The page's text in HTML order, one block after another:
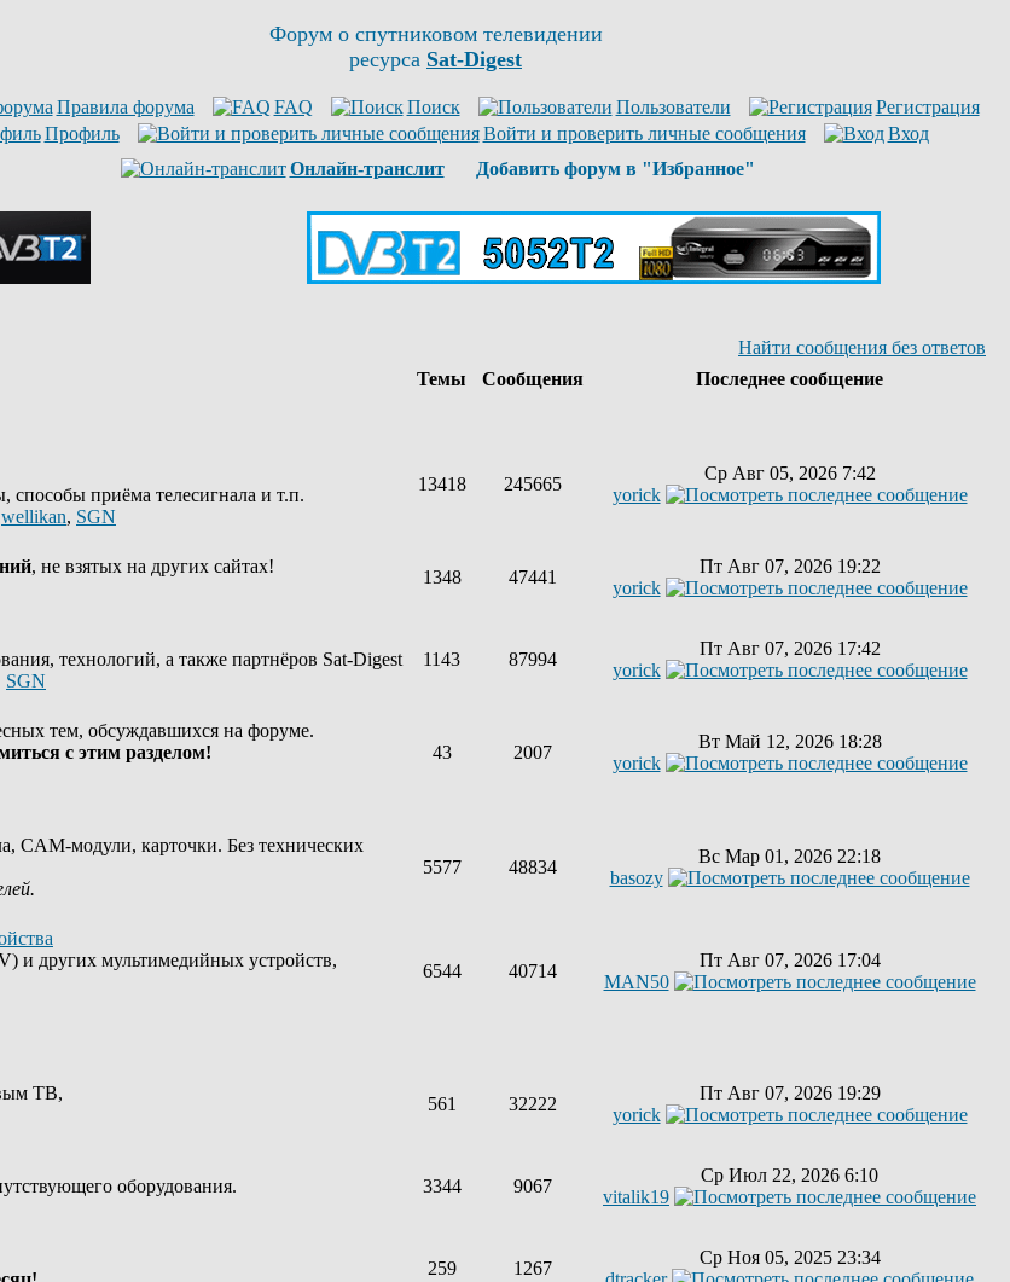
Форум о спутниковом телевидении
ресурса Sat-Digest
Правила форума FAQ Поиск Пользователи
Регистрация
Профиль
Войти и проверить личные сообщения
Вход
Онлайн-транслит
Добавить форум в "Избранное"
Найти сообщения без ответов
Темы Сообщения
Последнее сообщение
способы приёма телесигнала и т.п.
wellikan, SGN
13418 245665
Ср Авг 05, 2026 7:42
yorick
, не взятых на других сайтах!
1348 47441
Пт Авг 07, 2026 19:22
yorick
технологий, а также партнёров Sat-Digest
SGN
1143 87994
Пт Авг 07, 2026 17:42
yorick
тем, обсуждавшихся на форуме.
с этим разделом!
43 2007
Вт Май 12, 2026 18:28
yorick
CAM-модули, карточки. Без технических
5577 48834
Вс Мар 01, 2026 22:18
basozy
и других мультимедийных устройств,
6544 40714
Пт Авг 07, 2026 17:04
MAN50
ТВ,
561 32222
Пт Авг 07, 2026 19:29
yorick
оборудования.
3344 9067
Ср Июл 22, 2026 6:10
vitalik19
259 1267
Ср Ноя 05, 2025 23:34